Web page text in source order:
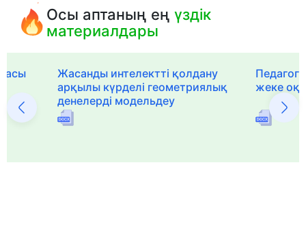
Осы аптаның еңүздік
материалдары
Жасанды интелектті қолдану
арқылы күрделі геометриялық
денелерді модельдеу
жеке